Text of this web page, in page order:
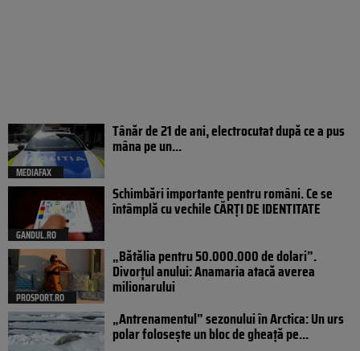
MEDIAFAX
Tânăr de 21 de ani, electrocutat după ce a pus
mâna pe un...
GANDUL.RO
Schimbări importante pentru români. Ce se
întâmplă cu vechile CĂRȚI DE IDENTITATE
PROSPORT.RO
„Bătălia pentru 50.000.000 de dolari”.
Divorțul anului: Anamaria atacă averea
milionarului
„Antrenamentul” sezonului în Arctica: Un urs
polar folosește un bloc de gheață pe...